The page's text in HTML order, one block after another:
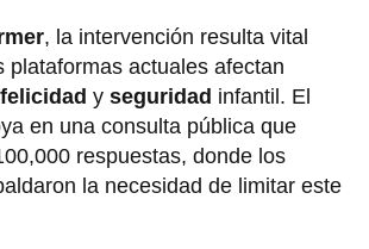
, la intervención resulta vital
plataformas actuales afectan
felicidad y seguridad infantil. El
en una consulta pública que
respuestas, donde los
la necesidad de limitar este